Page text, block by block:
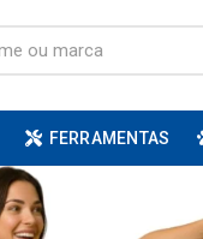
FERRAMENTAS